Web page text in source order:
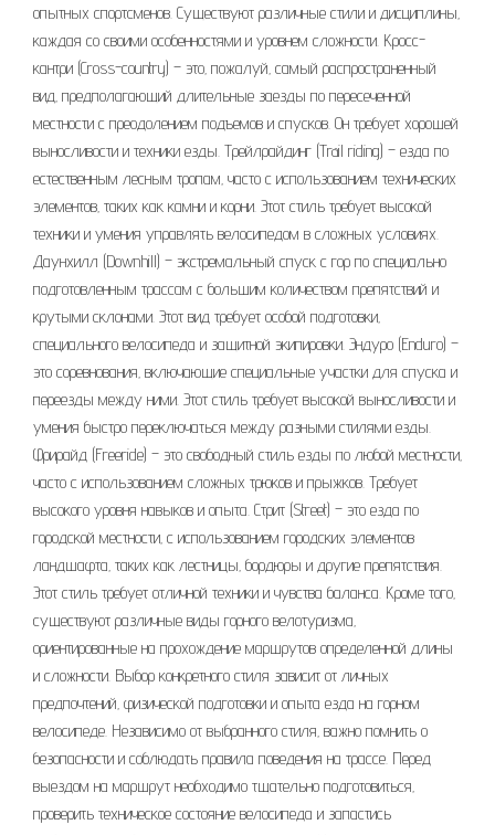
опытных спортсменов. Существуют различные стили и дисциплины‚
каждая со своими особенностями и уровнем сложности. Кросс-
кантри (Cross-country) – это‚ пожалуй‚ самый распространенный
вид‚ предполагающий длительные заезды по пересеченной
местности с преодолением подъемов и спусков. Он требует хорошей
выносливости и техники езды. Трейлрайдинг (Trail riding) – езда по
естественным лесным тропам‚ часто с использованием технических
элементов‚ таких как камни и корни. Этот стиль требует высокой
техники и умения управлять велосипедом в сложных условиях.
Даунхилл (Downhill) – экстремальный спуск с гор по специально
подготовленным трассам с большим количеством препятствий и
крутыми склонами. Этот вид требует особой подготовки‚
специального велосипеда и защитной экипировки. Эндуро (Enduro) –
это соревнования‚ включающие специальные участки для спуска и
переезды между ними. Этот стиль требует высокой выносливости и
умения быстро переключаться между разными стилями езды.
Фрирайд (Freeride) – это свободный стиль езды по любой местности‚
часто с использованием сложных трюков и прыжков. Требует
высокого уровня навыков и опыта. Стрит (Street) – это езда по
городской местности‚ с использованием городских элементов
ландшафта‚ таких как лестницы‚ бордюры и другие препятствия.
Этот стиль требует отличной техники и чувства баланса. Кроме того‚
существуют различные виды горного велотуризма‚
ориентированные на прохождение маршрутов определенной длины
и сложности. Выбор конкретного стиля зависит от личных
предпочтений‚ физической подготовки и опыта езда на горном
велосипеде. Независимо от выбранного стиля‚ важно помнить о
безопасности и соблюдать правила поведения на трассе. Перед
выездом на маршрут необходимо тщательно подготовиться‚
проверить техническое состояние велосипеда и запастись